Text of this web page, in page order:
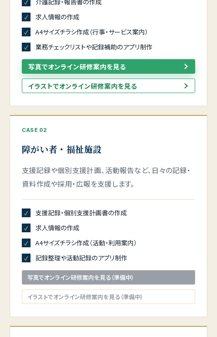
求人情報の作成
A4サイズチラシ作成（行事・サービス案内）
業務チェックリストや記録補助のアプリ制作
写真でオンライン研修案内を見る
イラストでオンライン研修案内を見る
CASE 02
障がい者・福祉施設
支援記録や個別支援計画、活動報告など、日々の記録・
資料作成や採用・広報を支援します。
支援記録・個別支援計画書の作成
求人情報の作成
A4サイズチラシ作成（活動・利用案内）
記録整理や活動記録のアプリ制作
写真でオンライン研修案内を見る（準備中）
イラストでオンライン研修案内を見る（準備中）